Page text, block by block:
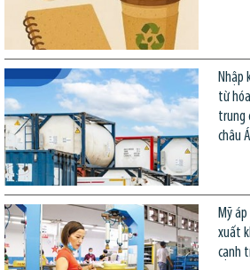
Nhập
từ
trung
châu Á
Mỹ
xuất
cạnh